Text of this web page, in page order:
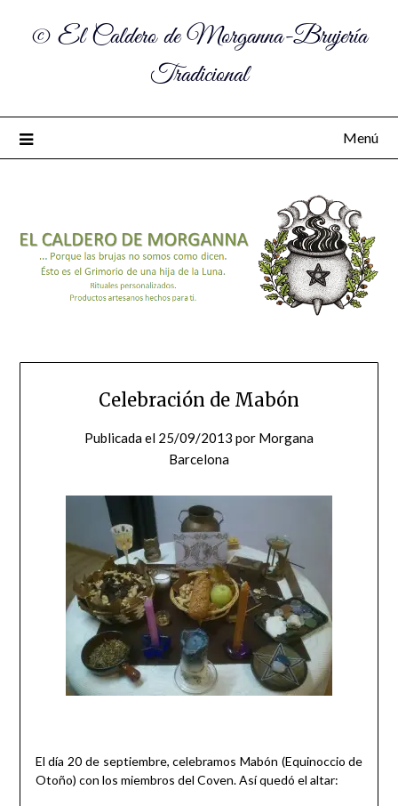
© El Caldero de Morganna-Brujería
Tradicional
Menú
Celebración de Mabón
Publicada el 25/09/2013 por Morgana
Barcelona
El día 20 de septiembre, celebramos Mabón (Equinoccio de
Otoño) con los miembros del Coven. Así quedó el altar: